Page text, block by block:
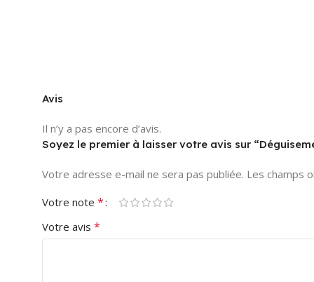
Avis
Il n’y a pas encore d’avis.
Soyez le premier à laisser votre avis sur
Votre adresse e-mail ne sera pas publiée. Les champs
Votre note *
Votre avis *